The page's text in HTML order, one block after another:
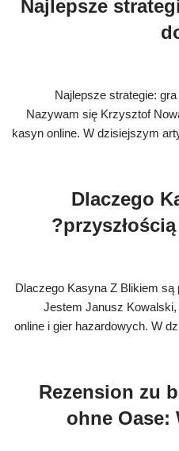
Najlepsze
Najlepsze strategie:
Nazywam się Krzysztof
kasyn online. W dzisiejszym
Dlaczego
Dlaczego Kasyna Z Blikiem są
Jestem Janusz Kowalski,
online i gier hazardowych. W
Rezension zu
ohne Oase: